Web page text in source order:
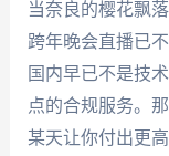
当奈良的樱花飘
跨年晚会直播已
国内早已不是技
点的合规服务。
某天让你付出更